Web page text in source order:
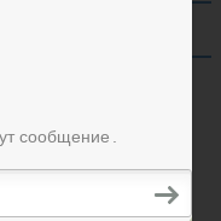
купли продажи
ПТС по договору